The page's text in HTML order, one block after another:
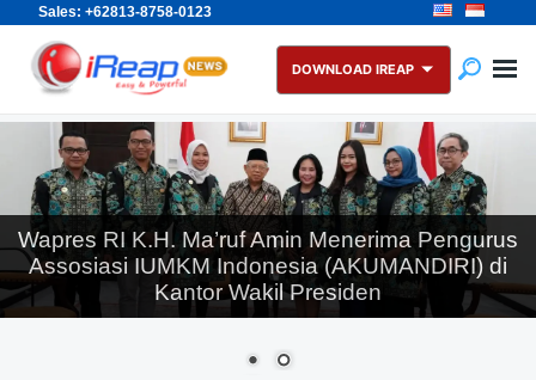
Sales: +62813-8758-0123
Skip
content
Search
for:
DOWNLOAD IREAP
Wapres RI K.H. Ma’ruf Amin Menerima Pengurus
Assosiasi IUMKM Indonesia (AKUMANDIRI) di
Kantor Wakil Presiden